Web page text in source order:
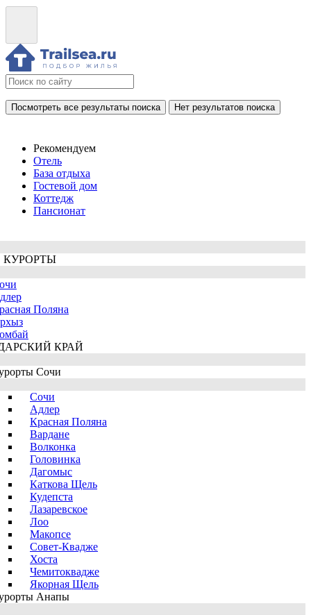
Посмотреть все результаты поиска Нет результатов поиска
Рекомендуем
Отель
База отдыха
Гостевой дом
Коттедж
Пансионат
КУРОРТЫ
Поляна
КРАЙ
Сочи
Сочи
Адлер
Красная Поляна
Вардане
Волконка
Головинка
Дагомыс
Каткова Щель
Кудепста
Лазаревское
Лоо
Макопсе
Совет-Квадже
Хоста
Чемитоквадже
Якорная Щель
Анапы